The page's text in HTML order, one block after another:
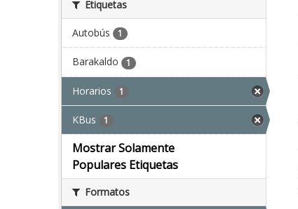
Etiquetas
Autobús 1
Barakaldo 1
Horarios 1
KBus 1
Mostrar Solamente
Populares Etiquetas
Formatos